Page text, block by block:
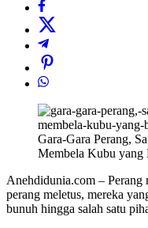
Gara-Gara Perang,
Membela Kubu yang
Anehdidunia.com – Perang
perang meletus, mereka
bunuh hingga salah satu